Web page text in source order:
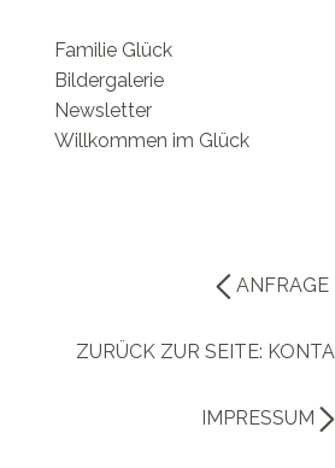
Familie Glück
Bildergalerie
Newsletter
Willkommen im Glück
ANFRAGE
ZURÜCK ZUR SEITE:
IMPRESSUM